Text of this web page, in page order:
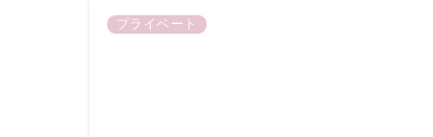
プライベート